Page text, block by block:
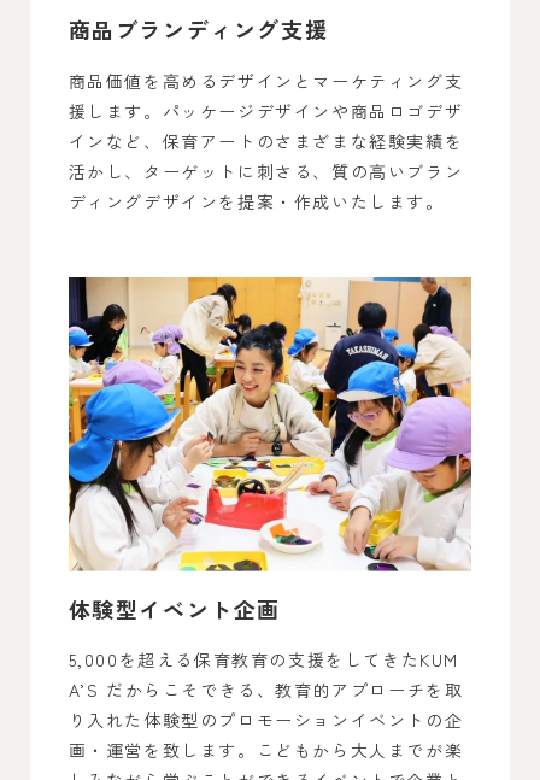
商品ブランディング支援
商品価値を高めるデザインとマーケティング支
援します。 パッケージデザインや商品ロゴデザ
インなど、保育アートのさまざまな経験実績を
活かし、ターゲットに刺さる、質の高いブラン
ディングデザインを提案・作成いたします。
体験型イベント企画
5,000を超える保育教育の支援をしてきたKUM
A’S だからこそできる、教育的アプローチを取
り入れた体験型のプロモーションイベントの企
画・運営を致します。こどもから大人までが楽